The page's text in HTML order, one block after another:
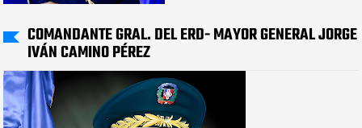
COMANDANTE GRAL. DEL ERD- MAYOR GENERAL JORGE
IVÁN CAMINO PÉREZ